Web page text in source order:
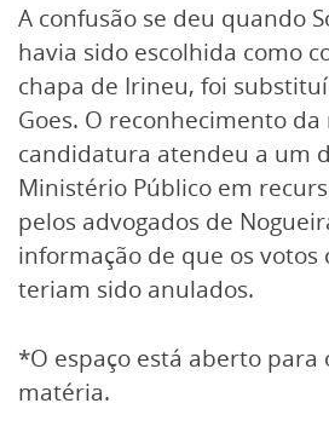
A confusão se deu quando
havia sido escolhida como
chapa de Irineu, foi
Goes. O reconhecimento
candidatura atendeu a um
Ministério Público em
pelos advogados de
informação de que os votos
teriam sido anulados.
*O espaço está aberto para
matéria.